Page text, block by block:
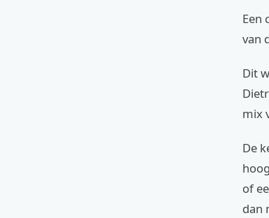
Een
van
Dit
mix
De
of
dan